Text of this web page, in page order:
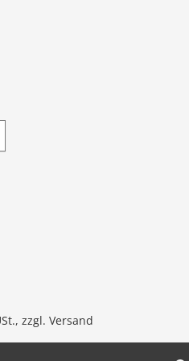
zzgl. Versand